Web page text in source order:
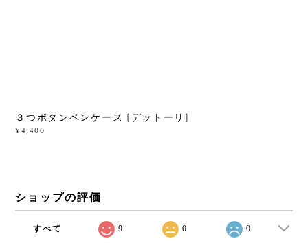
３つボタンペンケース [デットーリ]
¥4,400
ショップの評価
すべて 9 0 0